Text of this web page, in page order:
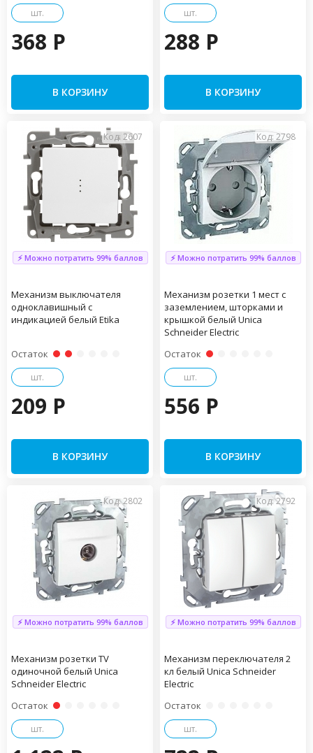
шт.
368 P
В КОРЗИНУ
шт.
288 P
В КОРЗИНУ
Код: 2607
⚡ Можно потратить 99% баллов
Механизм выключателя
одноклавишный с
индикацией белый Etika
Остаток
шт.
209 P
В КОРЗИНУ
Код: 2798
⚡ Можно потратить 99% баллов
Механизм розетки 1 мест с
заземлением, шторками и
крышкой белый Unica
Schneider Electric
Остаток
шт.
556 P
В КОРЗИНУ
Код: 2802
⚡ Можно потратить 99% баллов
Механизм розетки TV
одиночной белый Unica
Schneider Electric
Остаток
шт.
Код: 2792
⚡ Можно потратить 99% баллов
Механизм переключателя 2
кл белый Unica Schneider
Electric
Остаток
шт.